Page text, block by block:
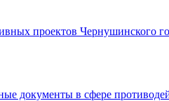
проектов Чернушинского
документы в сфере